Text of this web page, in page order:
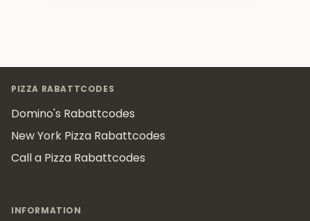
PIZZA RABATTCODES
Domino's Rabattcodes
New York Pizza Rabattcodes
Call a Pizza Rabattcodes
INFORMATION